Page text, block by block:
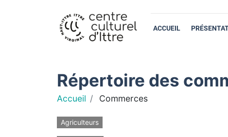
ACCUEIL
Répertoire des
Accueil Commerces
Agriculteurs